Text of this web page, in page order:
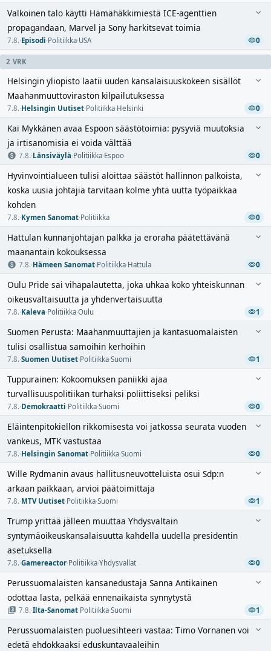
Valkoinen talo käytti Hämähäkkimiestä ICE-agenttien
propagandaan, Marvel ja Sony harkitsevat toimia
7.8.·Episodi·Politiikka·USA 0
2 VRK
Helsingin yliopisto laatii uuden kansalaisuuskokeen sisällöt
Maahanmuuttoviraston kilpailutuksessa
7.8.·Helsingin Uutiset·Politiikka·Helsinki 0
Kai Mykkänen avaa Espoon säästötoimia: pysyviä muutoksia
ja irtisanomisia ei voida välttää
7.8.·Länsiväylä·Politiikka·Espoo 0
Hyvinvointialueen tulisi aloittaa säästöt hallinnon palkoista,
koska uusia johtajia tarvitaan kolme yhtä uutta työpaikkaa
kohden
7.8.·Kymen Sanomat·Politiikka 0
Hattulan kunnanjohtajan palkka ja eroraha päätettävänä
maanantain kokouksessa
7.8.·Hämeen Sanomat·Politiikka·Hattula 0
Oulu Pride sai vihapalautetta, joka uhkaa koko yhteiskunnan
oikeusvaltaisuutta ja yhdenvertaisuutta
7.8.·Kaleva·Politiikka·Oulu 1
Suomen Perusta: Maahanmuuttajien ja kantasuomalaisten
tulisi osallistua samoihin kerhoihin
7.8.·Suomen Uutiset·Politiikka·Suomi 1
Tuppurainen: Kokoomuksen paniikki ajaa
turvallisuuspolitiikan turhaksi poliittiseksi peliksi
7.8.·Demokraatti·Politiikka·Suomi 0
Eläintenpitokiellon rikkomisesta voi jatkossa seurata vuoden
vankeus, MTK vastustaa
7.8.·Helsingin Sanomat·Politiikka·Suomi 0
Wille Rydmanin avaus hallitusneuvotteluista osui Sdp:n
arkaan paikkaan, arvioi päätoimittaja
7.8.·MTV Uutiset·Politiikka·Suomi 1
Trump yrittää jälleen muuttaa Yhdysvaltain
syntymäoikeuskansalaisuutta kahdella uudella presidentin
asetuksella
7.8.·Gamereactor·Politiikka·Yhdysvallat 0
Perussuomalaisten kansanedustaja Sanna Antikainen
odottaa lasta, pelkää ennenaikaista synnytystä
7.8.·Ilta-Sanomat·Politiikka·Suomi 1
Perussuomalaisten puoluesihteeri vastaa: Timo Vornanen voi
edetä ehdokkaaksi eduskuntavaaleihin